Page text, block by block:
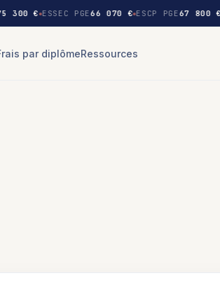
300 € ESSEC PGE66 070 € ESCP PGE67 800 €
par diplômeRessources